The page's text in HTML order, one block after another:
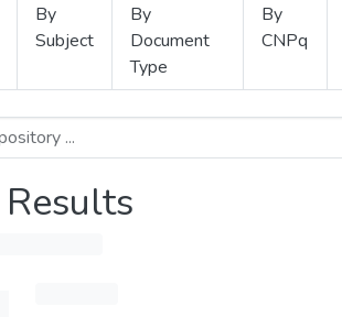
By
Subject
By
Document
Type
By
CNPq